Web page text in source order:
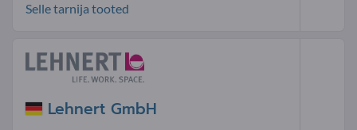
Selle tarnija tooted
Lehnert GmbH